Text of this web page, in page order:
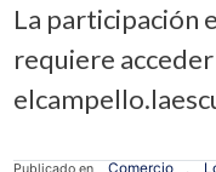
La participación
requiere
Comercio